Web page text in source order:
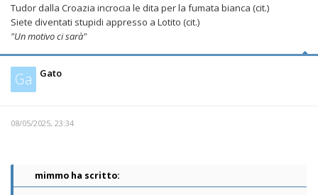
Tudor dalla Croazia incrocia le dita per la fumata bianca (cit.)
Siete diventati stupidi appresso a Lotito (cit.)
"Un motivo ci sarà"
Ga Gato
08/05/2025, 23:34
mimmo ha scritto: